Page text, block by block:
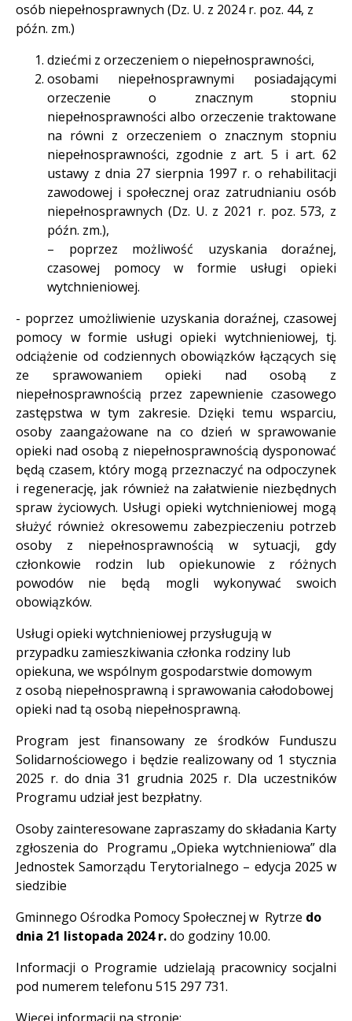
osób niepełnosprawnych (Dz. U. z 2024 r. poz. 44, z
późn. zm.)
dziećmi z orzeczeniem o niepełnosprawności,
osobami niepełnosprawnymi posiadającymi
orzeczenie o znacznym stopniu
niepełnosprawności albo orzeczenie traktowane
na równi z orzeczeniem o znacznym stopniu
niepełnosprawności, zgodnie z art. 5 i art. 62
ustawy z dnia 27 sierpnia 1997 r. o rehabilitacji
zawodowej i społecznej oraz zatrudnianiu osób
niepełnosprawnych (Dz. U. z 2021 r. poz. 573, z
późn. zm.),
– poprzez możliwość uzyskania doraźnej,
czasowej pomocy w formie usługi opieki
wytchnieniowej.
- poprzez umożliwienie uzyskania doraźnej, czasowej
pomocy w formie usługi opieki wytchnieniowej, tj.
odciążenie od codziennych obowiązków łączących się
ze sprawowaniem opieki nad osobą z
niepełnosprawnością przez zapewnienie czasowego
zastępstwa w tym zakresie. Dzięki temu wsparciu,
osoby zaangażowane na co dzień w sprawowanie
opieki nad osobą z niepełnosprawnością dysponować
będą czasem, który mogą przeznaczyć na odpoczynek
i regenerację, jak również na załatwienie niezbędnych
spraw życiowych. Usługi opieki wytchnieniowej mogą
służyć również okresowemu zabezpieczeniu potrzeb
osoby z niepełnosprawnością w sytuacji, gdy
członkowie rodzin lub opiekunowie z różnych
powodów nie będą mogli wykonywać swoich
obowiązków.
Usługi opieki wytchnieniowej przysługują w
przypadku zamieszkiwania członka rodziny lub
opiekuna, we wspólnym gospodarstwie domowym
z osobą niepełnosprawną i sprawowania całodobowej
opieki nad tą osobą niepełnosprawną.
Program jest finansowany ze środków Funduszu
Solidarnościowego i będzie realizowany od 1 stycznia
2025 r. do dnia 31 grudnia 2025 r. Dla uczestników
Programu udział jest bezpłatny.
Osoby zainteresowane zapraszamy do składania Karty
zgłoszenia do Programu „Opieka wytchnieniowa” dla
Jednostek Samorządu Terytorialnego – edycja 2025 w
siedzibie
Gminnego Ośrodka Pomocy Społecznej w Rytrze do
dnia 21 listopada 2024 r.do godziny 10.00.
Informacji o Programie udzielają pracownicy socjalni
pod numerem telefonu 515 297 731.